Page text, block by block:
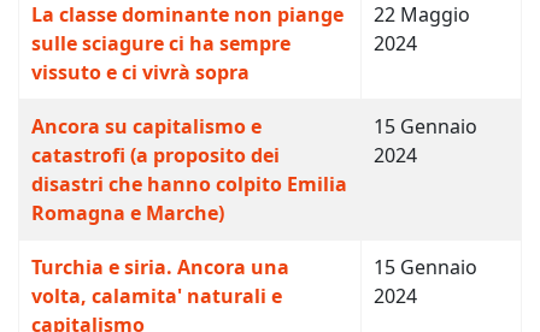
La classe dominante non piange
sulle sciagure ci ha sempre
vissuto e ci vivrà sopra
22 Maggio
2024
Ancora su capitalismo e
catastrofi (a proposito dei
disastri che hanno colpito Emilia
Romagna e Marche)
15 Gennaio
2024
Turchia e siria. Ancora una
volta, calamita' naturali e
capitalismo
15 Gennaio
2024